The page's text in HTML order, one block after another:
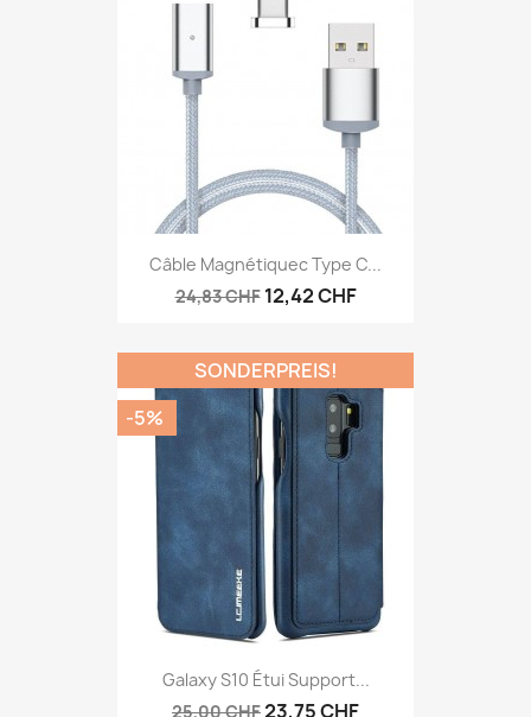
Câble Magnétiquec Type C...
24,83 CHF 12,42 CHF
Galaxy S10 Étui Support...
25,00 CHF 23,75 CHF
SONDERPREIS!
-5%